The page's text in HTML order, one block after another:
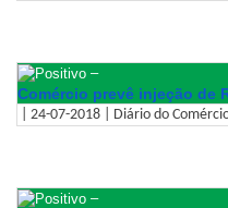
–
Comércio prevê injeção de
| 24-07-2018 | Diário do
–